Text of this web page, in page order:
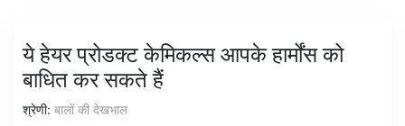
ये हेयर प्रोडक्ट केमिकल्स आपके हार्मोंस को
बाधित कर सकते हैं
श्रेणी: बालों की देखभाल